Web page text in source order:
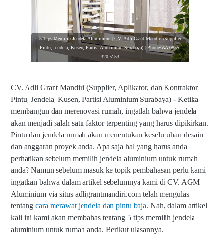
5 Tips Memilih Jendela Aluminium | CV. Adli Grant Mandiri (Supplier
Pintu, Jendela, Kusen, Partisi Aluminium Surabaya) | Phone/WA 0855-
320-5153
CV. Adli Grant Mandiri (Supplier, Aplikator, dan Kontraktor
Pintu, Jendela, Kusen, Partisi Aluminium Surabaya) - Ketika
membangun dan merenovasi rumah, ingatlah bahwa jendela
akan menjadi salah satu faktor terpenting yang harus dipikirkan.
Pintu dan jendela rumah akan menentukan keseluruhan desain
dan anggaran proyek anda. Apa saja hal yang harus anda
perhatikan sebelum memilih jendela aluminium untuk rumah
anda? Namun sebelum masuk ke topik pembahasan perlu kami
ingatkan bahwa dalam artikel sebelumnya kami di CV. AGM
Aluminium via situs adligrantmandiri.com telah mengulas
tentang cara merawat jendela dan pintu baja. Nah, dalam artikel
kali ini kami akan membahas tentang 5 tips memilih jendela
aluminium untuk rumah anda. Berikut ulasannya.